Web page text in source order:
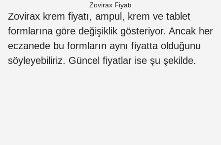
Zovirax Fiyatı
Zovirax krem fiyatı, ampul, krem ve tablet
formlarına göre değişiklik gösteriyor. Ancak her
eczanede bu formların aynı fiyatta olduğunu
söyleyebiliriz. Güncel fiyatlar ise şu şekilde.